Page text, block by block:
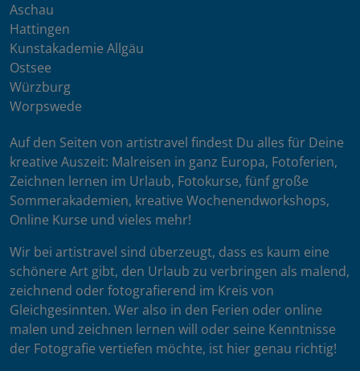
Aschau
Hattingen
Kunstakademie Allgäu
Ostsee
Würzburg
Worpswede
Auf den Seiten von artistravel findest Du alles für Deine
kreative Auszeit: Malreisen in ganz Europa, Fotoferien,
Zeichnen lernen im Urlaub, Fotokurse, fünf große
Sommerakademien, kreative Wochenendworkshops,
Online Kurse und vieles mehr!
Wir bei artistravel sind überzeugt, dass es kaum eine
schönere Art gibt, den Urlaub zu verbringen als malend,
zeichnend oder fotografierend im Kreis von
Gleichgesinnten. Wer also in den Ferien oder online
malen und zeichnen lernen will oder seine Kenntnisse
der Fotografie vertiefen möchte, ist hier genau richtig!